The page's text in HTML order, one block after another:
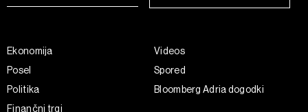
Ekonomija
Posel
Politika
Finančni trgi
Videos
Spored
Bloomberg Adria dogodki